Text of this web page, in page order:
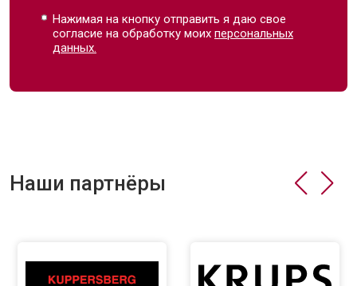
Нажимая на кнопку отправить я даю свое
согласие на обработку моихперсональных
данных.
Наши партнёры